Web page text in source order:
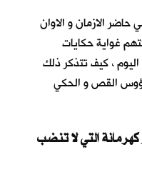
الازمان و الاوان
غواية حكايات
، كيف تتذكر ذلك
كؤوس القص و الحكي
التي لا تنضب